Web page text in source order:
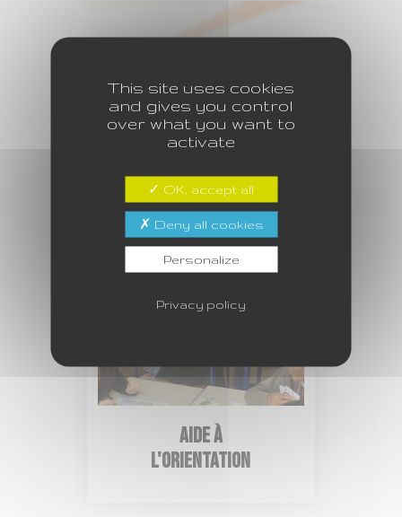
Ateliers
recrutement
Aide à
l'orientation
This site uses cookies
and gives you control
over what you want to
activate
OK, accept all
Deny all cookies
Personalize
Privacy policy